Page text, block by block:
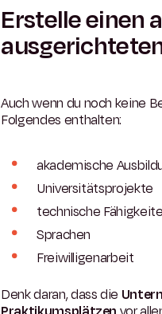
Erstelle einen
Auch wenn du noch keine
Folgendes enthalten:
akademische
Universitätsprojekte
technische
Sprachen
Freiwilligenarbeit
Denk daran, dass die